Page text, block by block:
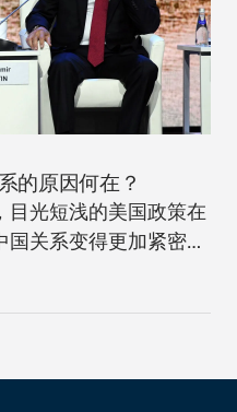
的原因何在？
目光短浅的美国政策在
关系变得更加紧密。
者们重新思考制定一